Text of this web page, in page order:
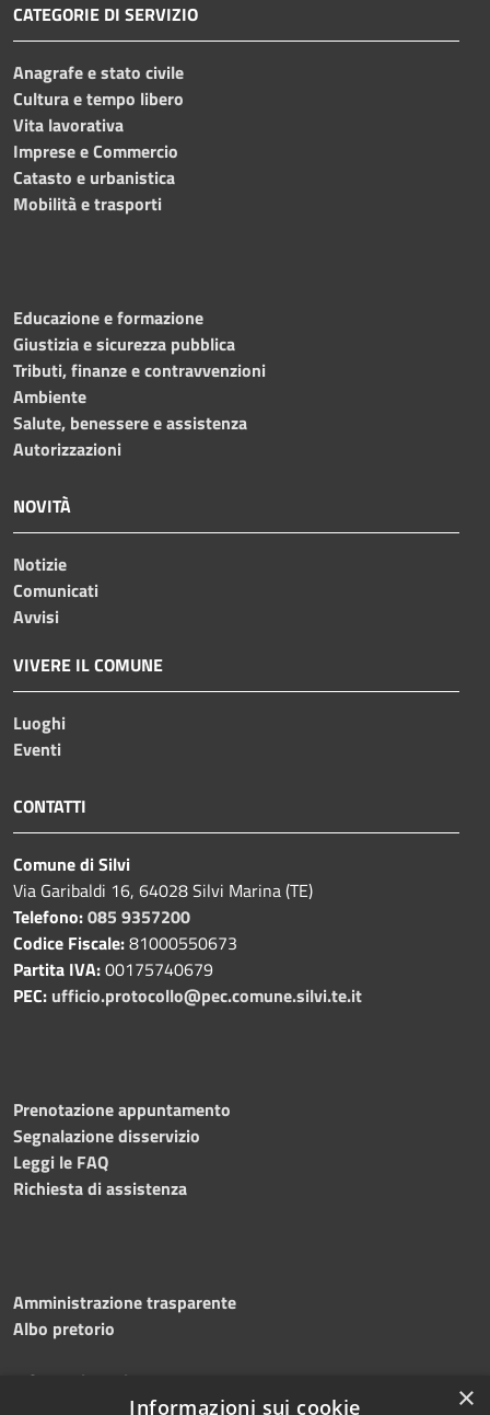
CATEGORIE DI SERVIZIO
Anagrafe e stato civile
Cultura e tempo libero
Vita lavorativa
Imprese e Commercio
Catasto e urbanistica
Mobilità e trasporti
Educazione e formazione
Giustizia e sicurezza pubblica
Tributi, finanze e contravvenzioni
Ambiente
Salute, benessere e assistenza
Autorizzazioni
NOVITÀ
Notizie
Comunicati
Avvisi
VIVERE IL COMUNE
Luoghi
Eventi
CONTATTI
Comune di Silvi
Via Garibaldi 16, 64028 Silvi Marina (TE)
Telefono:085 9357200
Codice Fiscale:81000550673
Partita IVA:00175740679
PEC: ufficio.protocollo@pec.comune.silvi.te.it
Prenotazione appuntamento
Segnalazione disservizio
Leggi le FAQ
Richiesta di assistenza
Amministrazione trasparente
Albo pretorio
Informativa privacy
×
Informazioni sui cookie